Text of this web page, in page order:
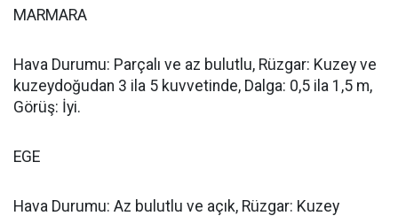
MARMARA
Hava Durumu: Parçalı ve az bulutlu, Rüzgar: Kuzey ve
kuzeydoğudan 3 ila 5 kuvvetinde, Dalga: 0,5 ila 1,5 m,
Görüş: İyi.
EGE
Hava Durumu: Az bulutlu ve açık, Rüzgar: Kuzey